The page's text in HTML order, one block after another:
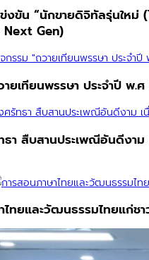
ข่งขัน “นักขายดิจิทัลรุ่นใหม่
Gen)
ยเทียนพรรษา ประจำปี พ.
า สืบสานประเพณีอันดีงาม
ไทยและวัฒนธรรมไทยแก่ช